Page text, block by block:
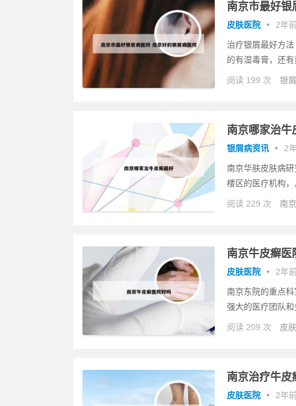
南京市最好银
皮肤医院 • 2年
治疗银屑最好方
的有湿毒膏，还
阅读 199 次 银
南京哪家治牛
银屑病资讯 • 2
南京华肤皮肤病
楼区的医疗机构
阅读 229 次 南京
南京牛皮癣医
皮肤医院 • 2年
南京东院的重点
强大的医疗团队
阅读 209 次 皮
南京治疗牛皮
皮肤医院 • 2年